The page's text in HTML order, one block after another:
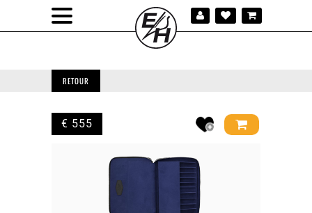
RETOUR
€ 555